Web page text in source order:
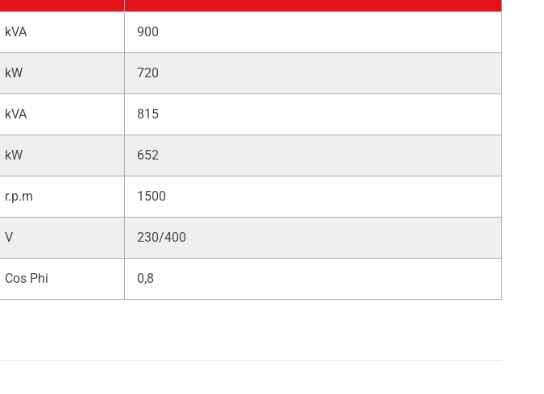
kVA 900
kW 720
kVA 815
kW 652
r.p.m 1500
V 230/400
Cos Phi 0,8